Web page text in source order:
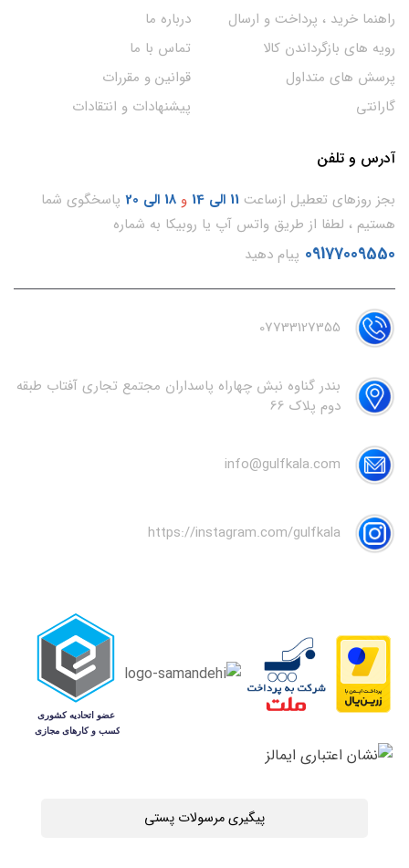
راهنما خرید ، پرداخت و ارسال
رویه های بازگرداندن کالا
پرسش های متداول
گارانتی
درباره ما
تماس با ما
قوانین و مقررات
پیشنهادات و انتقادات
آدرس و تلفن
بجز روزهای تعطیل ازساعت 11 الی 14 و 18 الی 20
پاسخگوی شما
هستیم ، لطفا از طریق واتس آپ یا روبیکا به شماره
09177009550 پیام دهید
07733127355
بندر گناوه نبش چهاراه پاسداران مجتمع تجاری آفتاب طبقه
دوم پلاک 66
info@gulfkala.com
https://instagram.com/gulfkala
پیگیری مرسولات پستی